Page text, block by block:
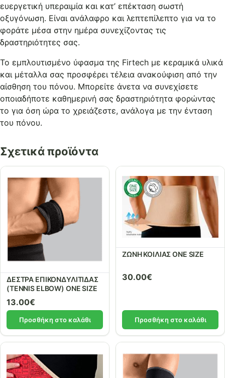
ευεργετική υπεραιμία και κατ’ επέκταση σωστή
οξυγόνωση. Είναι ανάλαφρο και λεπτεπίλεπτο για να το
φοράτε μέσα στην ημέρα συνεχίζοντας τις
δραστηριότητες σας.
Το εμπλουτισμένο ύφασμα της Firtech με κεραμικά υλικά
και μέταλλα σας προσφέρει τέλεια ανακούφιση από την
αίσθηση του πόνου. Μπορείτε άνετα να συνεχίσετε
οποιαδήποτε καθημερινή σας δραστηριότητα φορώντας
το για όση ώρα το χρειάζεστε, ανάλογα με την ένταση
του πόνου.
Σχετικά προϊόντα
ΔΕΣΤΡΑ ΕΠΙΚΟΝΔΥΛΙΤΙΔΑΣ
(TENNIS ELBOW) ONE SIZE
13.00€
Προσθήκη στο καλάθι
ΖΩΝΗ ΚΟΙΛΙΑΣ ONE SIZE
30.00€
Προσθήκη στο καλάθι